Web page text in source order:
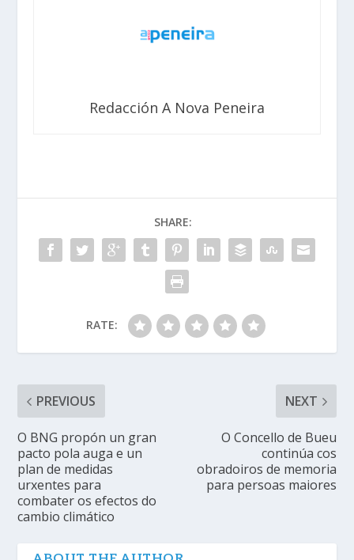
Redacción A Nova Peneira
SHARE:
RATE:
PREVIOUS
O BNG propón un gran
pacto pola auga e un
plan de medidas
urxentes para
combater os efectos do
cambio climático
NEXT
O Concello de Bueu
continúa cos
obradoiros de memoria
para persoas maiores